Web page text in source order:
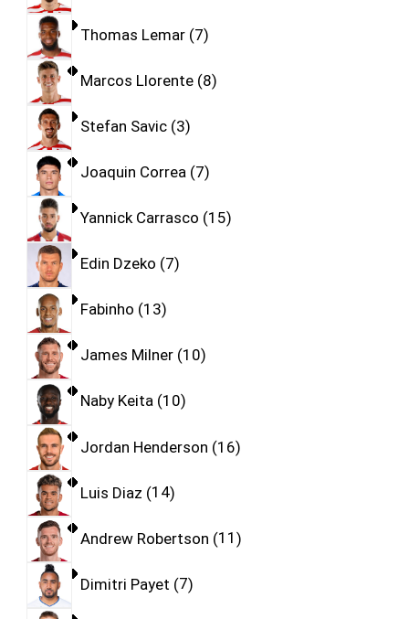
Thomas Lemar 7
Marcos Llorente 8
Stefan Savic 3
Joaquin Correa 7
Yannick Carrasco 15
Edin Dzeko 7
Fabinho 13
James Milner 10
Naby Keita 10
Jordan Henderson 16
Luis Diaz 14
Andrew Robertson 11
Dimitri Payet 7